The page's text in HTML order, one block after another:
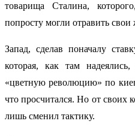
товарища Сталина,
попросту могли отравить свои
Запад, сделав поначалу
которая, как там
«цветную революцию» по
что просчитался. Но от своих
лишь сменил тактику.